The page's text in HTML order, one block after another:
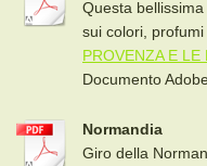
Questa
sui colori,
PROVENZA E
Documento
Normandia
Giro della